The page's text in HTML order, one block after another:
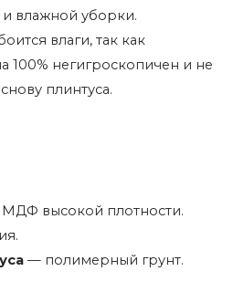
влажной уборки.
влаги, так как
100% негигроскопичен и не
плинтуса.
высокой плотности.
— полимерный грунт.